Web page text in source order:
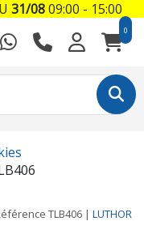
0
TLB406 | LUTHOR
31/0809:00 - 15:00